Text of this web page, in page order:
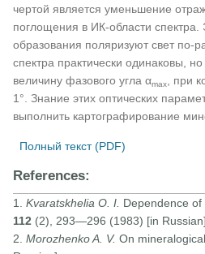
чертой является уменьшение
поглощения в ИК-области
образования поляризуют свет по-
спектра практически одинаковы,
величину фазового угла αmax, при
1°. Знание этих оптических
выполнить картографирование
Полный текст (PDF)
References:
1. Kvaratskhelia O. I. Dependence
112(2), 293—296 (1983) [in
2. Morozhenko A. V. On